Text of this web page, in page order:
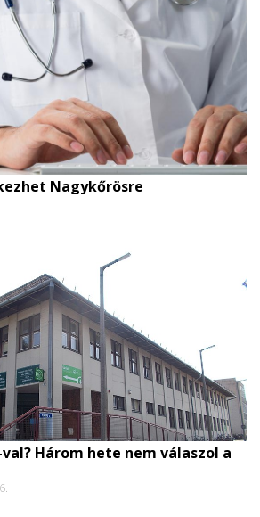
Nagykőrösre
val? Három hete nem válaszol a